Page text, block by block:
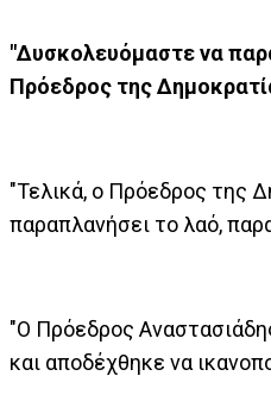
"Δυσκολευόμαστε να
Πρόεδρος της
"Τελικά, ο Πρόεδρος της
παραπλανήσει το λαό,
"Ο Πρόεδρος
και αποδέχθηκε να